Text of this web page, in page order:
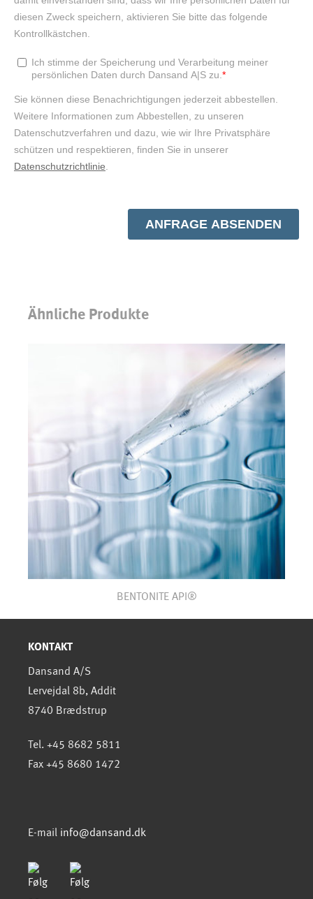
Ähnliche Produkte
BENTONITE API®
KONTAKT
Dansand A/S
Lervejdal 8b, Addit
8740 Brædstrup
Tel. +45 8682 5811
Fax +45 8680 1472
E-mail info@dansand.dk